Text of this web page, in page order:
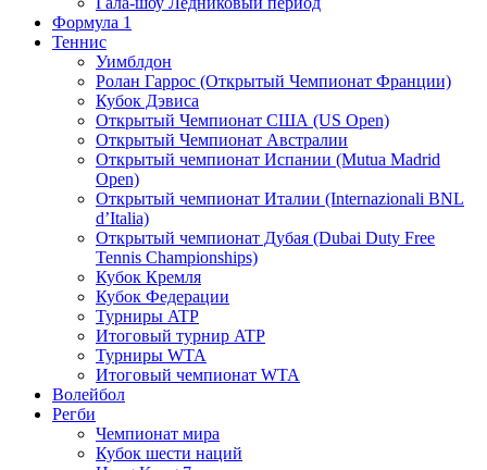
Формула 1
Теннис
Уимблдон
Ролан Гаррос (Открытый Чемпионат Франции)
Кубок Дэвиса
Открытый Чемпионат США (US Open)
Открытый Чемпионат Австралии
Открытый чемпионат Испании (Mutua Madrid
Open)
Открытый чемпионат Италии (Internazionali BNL
d’Italia)
Открытый чемпионат Дубая (Dubai Duty Free
Tennis Championships)
Кубок Кремля
Кубок Федерации
Турниры ATP
Итоговый турнир ATP
Турниры WTA
Итоговый чемпионат WTA
Волейбол
Регби
Чемпионат мира
Кубок шести наций